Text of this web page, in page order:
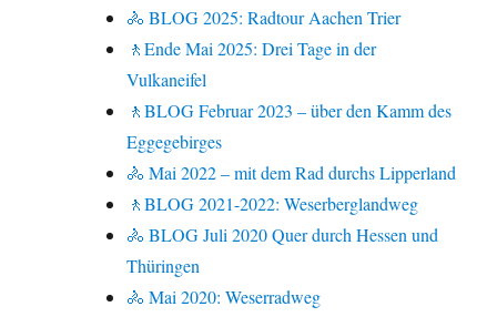
🚴 BLOG 2025: Radtour Aachen Trier
🚶Ende Mai 2025: Drei Tage in der
Vulkaneifel
🚶BLOG Februar 2023 – über den Kamm des
Eggegebirges
🚴 Mai 2022 – mit dem Rad durchs Lipperland
🚶BLOG 2021-2022: Weserberglandweg
🚴 BLOG Juli 2020 Quer durch Hessen und
Thüringen
🚴 Mai 2020: Weserradweg